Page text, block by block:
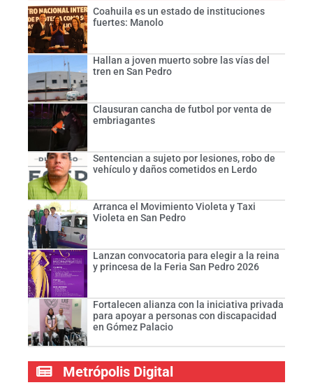
Coahuila es un estado de instituciones
fuertes: Manolo
Hallan a joven muerto sobre las vías del
tren en San Pedro
Clausuran cancha de futbol por venta de
embriagantes
Sentencian a sujeto por lesiones, robo de
vehículo y daños cometidos en Lerdo
Arranca el Movimiento Violeta y Taxi
Violeta en San Pedro
Lanzan convocatoria para elegir a la reina
y princesa de la Feria San Pedro 2026
Fortalecen alianza con la iniciativa privada
para apoyar a personas con discapacidad
en Gómez Palacio
Metrópolis Digital